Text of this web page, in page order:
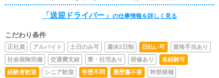
している方 ・任意保険に加入している方 以上です(ﾟ∀ﾟ)
学歴、年齢制限ございません！ 正社員登用可！
「送迎ドライバー」 の仕事情報を詳しく見る
こだわり条件
正社員 アルバイト 土日のみ可 週休2日制 日払い可
資格手当あり
社会保険完備
交通費支給 寮・社宅あり 研修あり
未経験可
経験者歓迎
シニア歓迎 学歴不問 履歴書不要
幹部候補